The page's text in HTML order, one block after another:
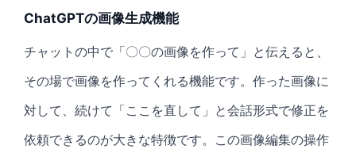
ChatGPTの画像生成機能
チャットの中で「〇〇の画像を作って」と伝えると、
その場で画像を作ってくれる機能です。作った画像に
対して、続けて「ここを直して」と会話形式で修正を
依頼できるのが大きな特徴です。この画像編集の操作